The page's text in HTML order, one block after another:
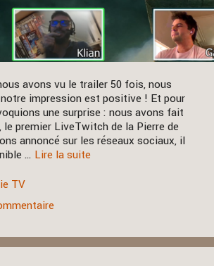
avons vu le trailer 50 fois, nous
impression est positive ! Et pour
une surprise : nous avons fait
le premier LiveTwitch de la Pierre de
annoncé sur les réseaux sociaux, il
… Lire la suite
TV